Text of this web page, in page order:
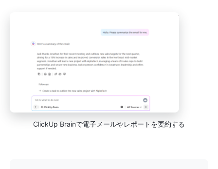
ClickUp Brainで電子メールやレポートを要約する